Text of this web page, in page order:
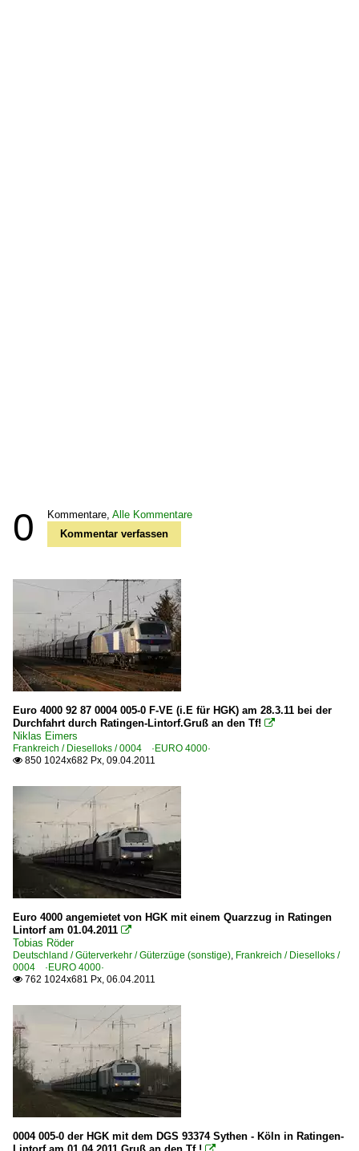
0 Kommentare, Alle Kommentare
Kommentar verfassen
Euro 4000 92 87 0004 005-0 F-VE (i.E für HGK) am 28.3.11 bei der
Durchfahrt durch Ratingen-Lintorf.Gruß an den Tf! 
Niklas Eimers
Frankreich / Dieselloks / 0004 ·EURO 4000·
 850 1024x682 Px, 09.04.2011
Euro 4000 angemietet von HGK mit einem Quarzzug in Ratingen
Lintorf am 01.04.2011 
Tobias Röder
Deutschland / Güterverkehr / Güterzüge (sonstige), Frankreich / Dieselloks /
0004 ·EURO 4000·
 762 1024x681 Px, 06.04.2011
0004 005-0 der HGK mit dem DGS 93374 Sythen - Köln in Ratingen-